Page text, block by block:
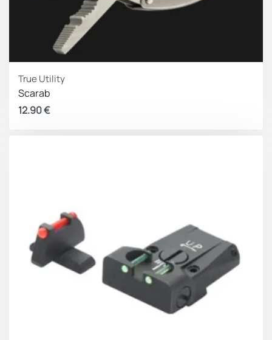
True Utility
Scarab
12.90€